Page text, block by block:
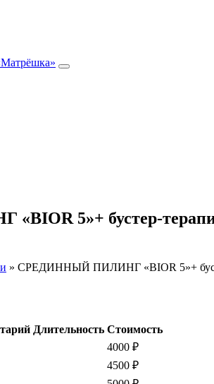
5»+ бустер-терапия
» СРЕДИННЫЙ ПИЛИНГ «BIOR 5»+
Длительность Стоимость
4000 ₽
4500 ₽